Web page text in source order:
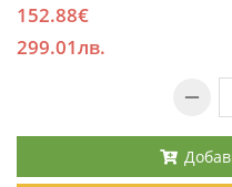
152.88€
299.01лв.